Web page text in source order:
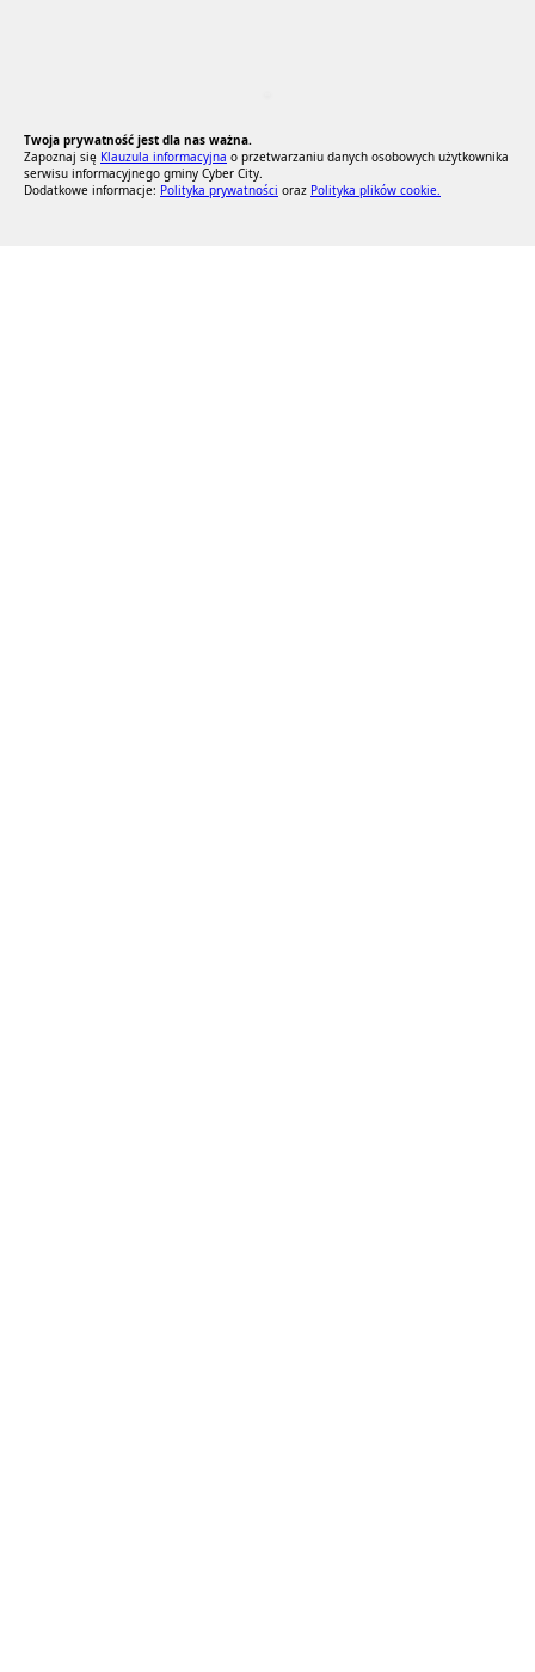
Twoja prywatność jest dla nas ważna.
Zapoznaj się Klauzula informacyjna o przetwarzaniu danych osobowych użytkownika
serwisu informacyjnego gminy Cyber City.
Dodatkowe informacje: Polityka prywatności oraz Polityka plików cookie.